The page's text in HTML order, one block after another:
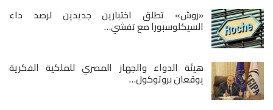
«روش» تطلق اختبارين جديدين لرصد داء
السيكلوسبورا مع تفشي…
هيئة الدواء والجهاز المصري للملكية الفكرية
يوقعان بروتوكول…